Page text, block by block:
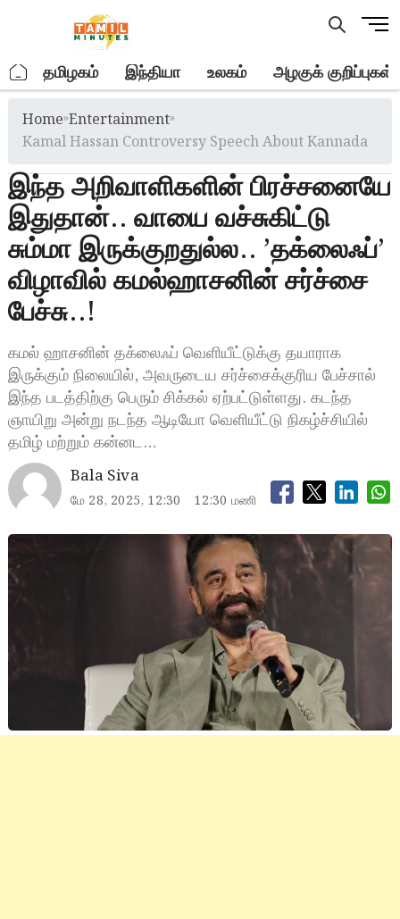
M
u
t
o
n
. தமிழகம் இந்தியா உலகம் அழகுக் குறிப்புகள்
Home»Entertainment»
Kamal Hassan Controversy Speech About Kannada
இந்த அறிவாளிகளின் பிரச்சனையே
இதுதான்.. வாயை வச்சுகிட்டு
சும்மா இருக்குறதுல்ல.. ’தக்லைஃப்’
விழாவில் கமல்ஹாசனின் சர்ச்சை
பேச்சு..!
கமல் ஹாசனின் தக்லைஃப் வெளியீட்டுக்கு தயாராக
இருக்கும் நிலையில், அவருடைய சர்ச்சைக்குரிய பேச்சால்
இந்த படத்திற்கு பெரும் சிக்கல் ஏற்பட்டுள்ளது. கடந்த
ஞாயிறு அன்று நடந்த ஆடியோ வெளியீட்டு நிகழ்ச்சியில்
தமிழ் மற்றும் கன்னட…
Bala Siva
மே 28, 2025, 12:30 12:30 மணி